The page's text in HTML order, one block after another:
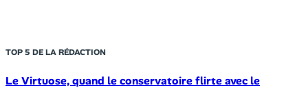
TOP 5 DE LA RÉDACTION
Le Virtuose, quand le conservatoire flirte avec le